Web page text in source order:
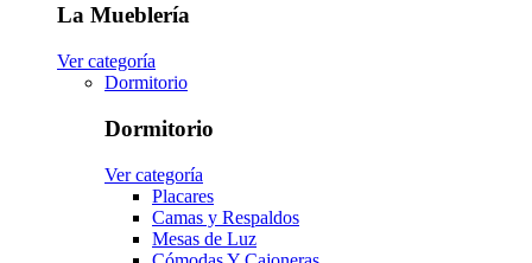
La Mueblería
Ver categoría
Dormitorio
Dormitorio
Ver categoría
Placares
Camas y Respaldos
Mesas de Luz